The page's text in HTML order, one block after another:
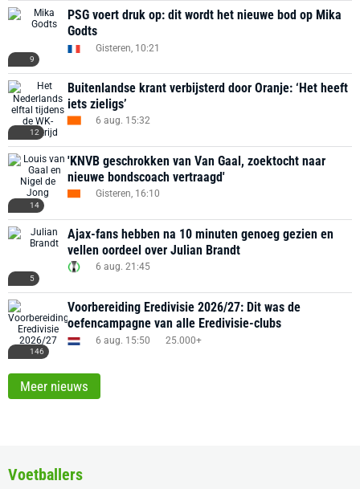
9
PSG voert druk op: dit wordt het nieuwe bod op Mika
Godts
Gisteren, 10:21
12
Buitenlandse krant verbijsterd door Oranje: ‘Het heeft
iets zieligs’
6 aug. 15:32
14
'KNVB geschrokken van Van Gaal, zoektocht naar
nieuwe bondscoach vertraagd'
Gisteren, 16:10
5
Ajax-fans hebben na 10 minuten genoeg gezien en
vellen oordeel over Julian Brandt
6 aug. 21:45
146
Voorbereiding Eredivisie 2026/27: Dit was de
oefencampagne van alle Eredivisie-clubs
6 aug. 15:50 25.000+
Meer nieuws
Voetballers